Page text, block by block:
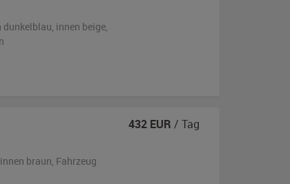
dunkelblau, innen beige,
innen braun, Fahrzeug
432 EUR / Tag